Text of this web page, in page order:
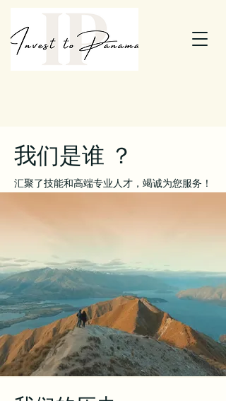
我们是谁 ？
汇聚了技能和高端专业人才，竭诚为您服务！